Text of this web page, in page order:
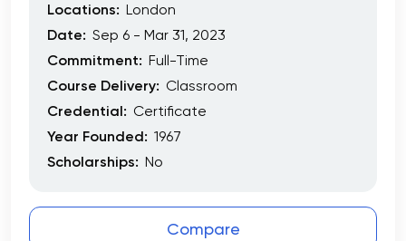
Locations: London
Date: Sep 6 - Mar 31, 2023
Commitment: Full-Time
Course Delivery: Classroom
Credential: Certificate
Year Founded: 1967
Scholarships: No
Compare